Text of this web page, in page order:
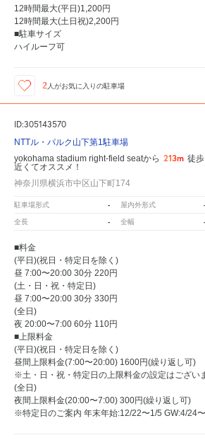
12時間最大(平日)1,200円
12時間最大(土日祝)2,200円
■駐車サイズ
ハイルーフ可
2 人がお気に入りの駐車場
ID:305143570
NTTル・パルク山下第1駐車場
yokohama stadium right-field seatから 213m 徒歩
近くてオススメ！
神奈川県横浜市中区山下町174
駐車場形式 - 屋内外形式 -
全長 - 全幅 -
■料金
(平日)(祝日・特定日を除く)
昼 7:00〜20:00 30分 220円
(土・日・祝・特定日)
昼 7:00〜20:00 30分 330円
(全日)
夜 20:00〜7:00 60分 110円
■上限料金
(平日)(祝日・特定日を除く)
昼間上限料金(7:00〜20:00) 1600円(繰り返し可)
※土・日・祝・特定日の上限料金の設定はござい
(全日)
夜間上限料金(20:00〜7:00) 300円(繰り返し可)
※特定日のご案内 年末年始:12/22〜1/5 GW:4/24